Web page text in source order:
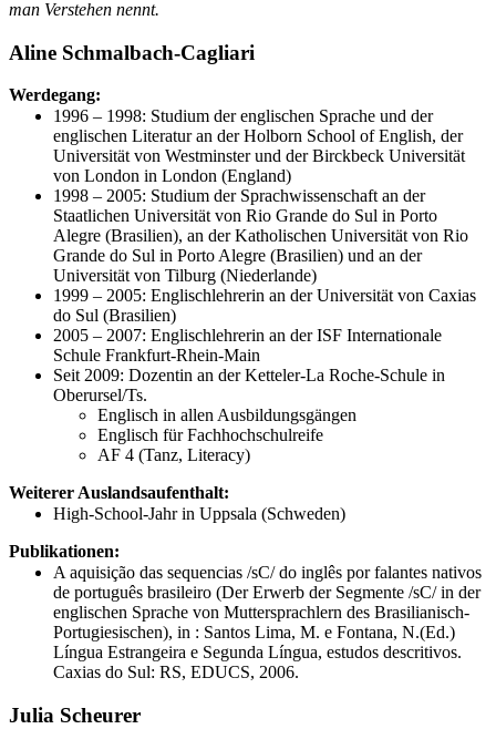
man Verstehen nennt.
Aline Schmalbach-Cagliari
Werdegang:
1996 – 1998: Studium der englischen Sprache und der
englischen Literatur an der Holborn School of English, der
Universität von Westminster und der Birckbeck Universität
von London in London (England)
1998 – 2005: Studium der Sprachwissenschaft an der
Staatlichen Universität von Rio Grande do Sul in Porto
Alegre (Brasilien), an der Katholischen Universität von Rio
Grande do Sul in Porto Alegre (Brasilien) und an der
Universität von Tilburg (Niederlande)
1999 – 2005: Englischlehrerin an der Universität von Caxias
do Sul (Brasilien)
2005 – 2007: Englischlehrerin an der ISF Internationale
Schule Frankfurt-Rhein-Main
Seit 2009: Dozentin an der Ketteler-La Roche-Schule in
Oberursel/Ts.
Englisch in allen Ausbildungsgängen
Englisch für Fachhochschulreife
AF 4 (Tanz, Literacy)
Weiterer Auslandsaufenthalt:
High-School-Jahr in Uppsala (Schweden)
Publikationen:
A aquisição das sequencias /sC/ do inglês por falantes nativos
de português brasileiro (Der Erwerb der Segmente /sC/ in der
englischen Sprache von Muttersprachlern des Brasilianisch-
Portugiesischen), in : Santos Lima, M. e Fontana, N.(Ed.)
Língua Estrangeira e Segunda Língua, estudos descritivos.
Caxias do Sul: RS, EDUCS, 2006.
Julia Scheurer